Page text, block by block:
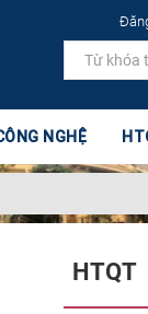
NGHỆ
HTQT